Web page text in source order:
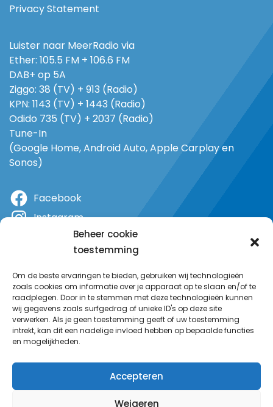
Beheer cookie
toestemming
Om de beste ervaringen te bieden, gebruiken wij technologieën
zoals cookies om informatie over je apparaat op te slaan en/of te
raadplegen. Door in te stemmen met deze technologieën kunnen
wij gegevens zoals surfgedrag of unieke ID's op deze site
verwerken. Als je geen toestemming geeft of uw toestemming
intrekt, kan dit een nadelige invloed hebben op bepaalde functies
en mogelijkheden.
Accepteren
Weigeren
Privacy Statement
Luister naar MeerRadio via
Ether: 105.5 FM + 106.6 FM
DAB+ op 5A
Ziggo: 38 (TV) + 913 (Radio)
KPN: 1143 (TV) + 1443 (Radio)
Odido 735 (TV) + 2037 (Radio)
Tune-In
(Google Home, Android Auto, Apple Carplay en
Sonos)
Facebook
Instagram
YouTube